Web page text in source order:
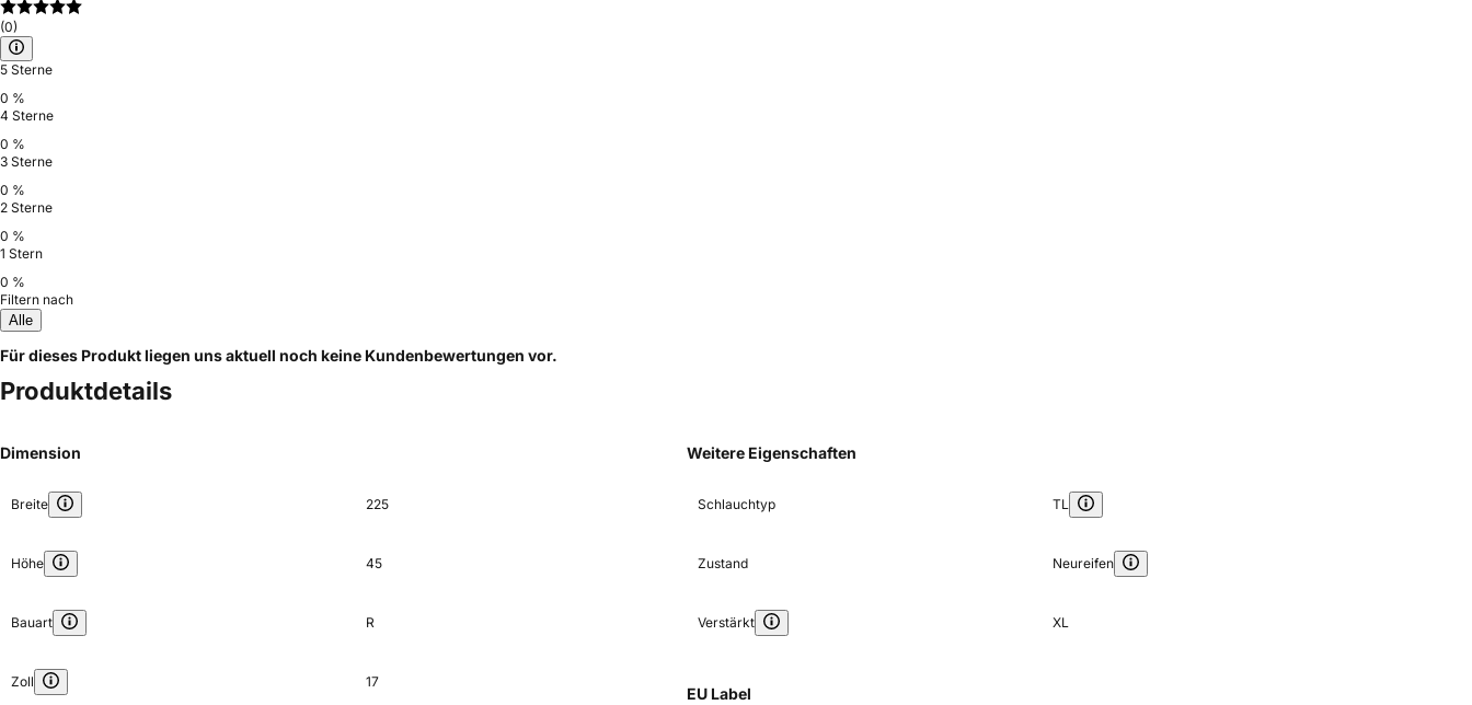
(0)
5 Sterne
0 %
4 Sterne
0 %
3 Sterne
0 %
2 Sterne
0 %
1 Stern
0 %
Filtern nach
Alle
Für dieses Produkt liegen uns aktuell noch keine Kundenbewertungen vor.
Produktdetails
Dimension
Breite 225
Höhe 45
Bauart R
Zoll 17
Weitere Eigenschaften
Schlauchtyp TL
Zustand Neureifen
Verstärkt XL
EU Label